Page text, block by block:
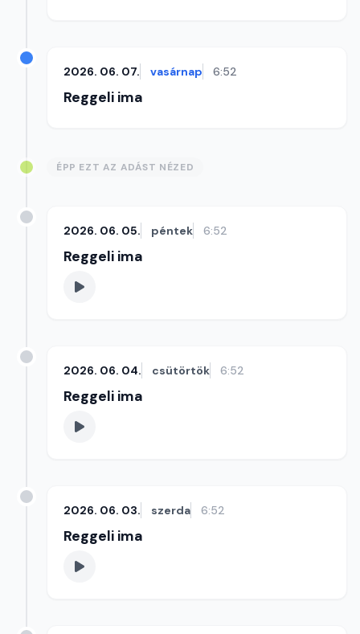
2026. 06. 07. vasárnap 6:52
Reggeli ima
ÉPP EZT AZ ADÁST NÉZED
2026. 06. 05. péntek 6:52
Reggeli ima
2026. 06. 04. csütörtök 6:52
Reggeli ima
2026. 06. 03. szerda 6:52
Reggeli ima